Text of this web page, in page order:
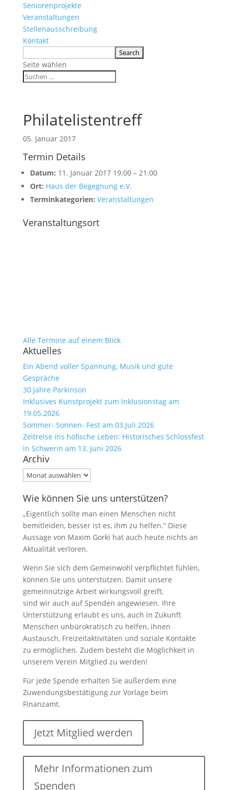
Seniorenprojekte
Veranstaltungen
Stellenausschreibung
Kontakt
Seite wählen
Philatelistentreff
05. Januar 2017
Termin Details
Datum: 11. Januar 2017 19:00– 21:00
Ort: Haus der Begegnung e.V.
Terminkategorien: Veranstaltungen
Veranstaltungsort
Alle Termine auf einem Blick
Aktuelles
Ein Abend voller Spannung, Musik und gute
Gespräche
30 Jahre Parkinson
Inklusives Kunstprojekt zum Inklusionstag am
19.05.2026
Sommer- Sonnen- Fest am 03.Juli 2026
Zeitreise ins höfische Leben: Historisches Schlossfest
in Schwerin am 13. Juni 2026
Archiv
Archiv
Wie können Sie uns unterstützen?
„Eigentlich sollte man einen Menschen nicht
bemitleiden, besser ist es, ihm zu helfen.” Diese
Aussage von Maxim Gorki hat auch heute nichts an
Aktualität verloren.
Wenn Sie sich dem Gemeinwohl verpflichtet fühlen,
können Sie uns unterstützen. Damit unsere
gemeinnützige Arbeit wirkungsvoll greift,
sind wir auch auf Spenden angewiesen. Ihre
Unterstützung erlaubt es uns, auch in Zukunft
Menschen unbürokratisch zu helfen, ihnen
Austausch, Freizeitaktivitäten und soziale Kontakte
zu ermöglichen. Zudem besteht die Möglichkeit in
unserem Verein Mitglied zu werden!
Für jede Spende erhalten Sie außerdem eine
Zuwendungsbestätigung zur Vorlage beim
Finanzamt.
Jetzt Mitglied werden
Mehr Informationen zum
Spenden